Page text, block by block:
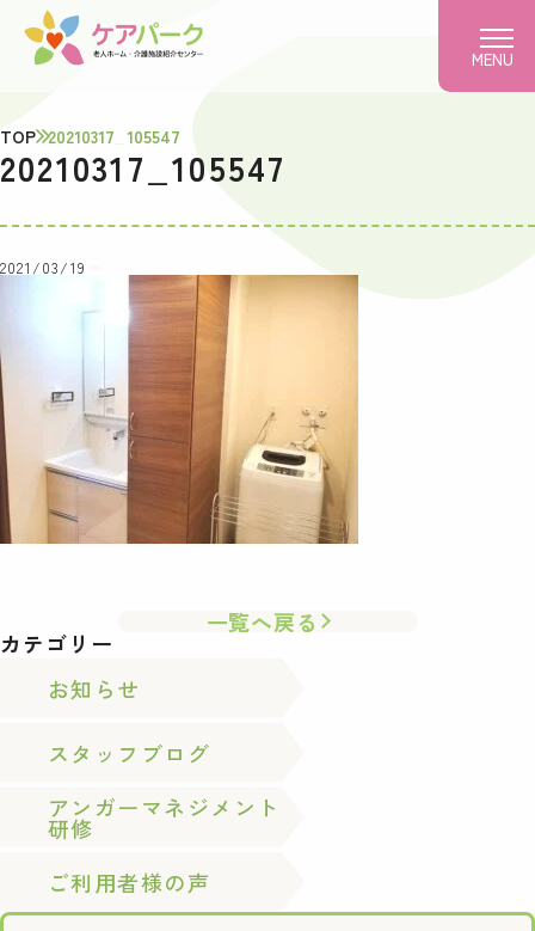
MENU
TOP 20210317_105547
20210317_105547
2021/03/19
一覧へ戻る
カテゴリー
お知らせ
スタッフブログ
アンガーマネジメント
研修
ご利用者様の声